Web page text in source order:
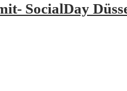
SocialDay